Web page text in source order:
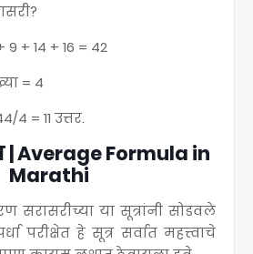
+ 14 + 16 = 42
= 4
= 11 उत्तर.
| Average Formula in
Marathi
सरासरीच्या या सूत्रांनी सोडवले
परीक्षेत हे सूत्र सर्वात महत्त्वाचे